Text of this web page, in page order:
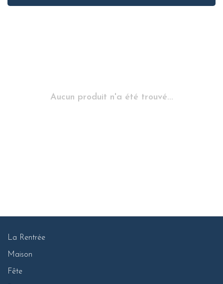
Aucun produit n'a été trouvé...
La Rentrée
Maison
Fête